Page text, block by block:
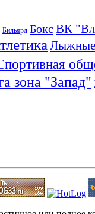
Бильярд Бокс ВК
Лыжные
зона "Запад"